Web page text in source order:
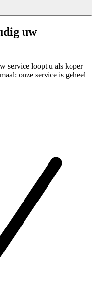
uw
service loopt u als koper
onze service is geheel